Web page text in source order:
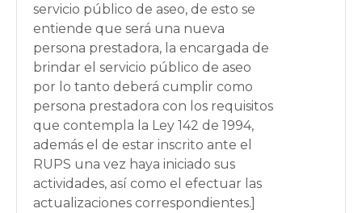
servicio público de aseo, de esto se
entiende que será una nueva
persona prestadora, la encargada de
brindar el servicio público de aseo
por lo tanto deberá cumplir como
persona prestadora con los requisitos
que contempla la Ley 142 de 1994,
además el de estar inscrito ante el
RUPS una vez haya iniciado sus
actividades, así como el efectuar las
actualizaciones correspondientes.]